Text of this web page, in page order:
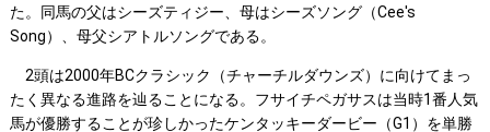
た。同馬の父はシーズティジー、母はシーズソング（Cee's
Song）、母父シアトルソングである。
2頭は2000年BCクラシック（チャーチルダウンズ）に向けてまっ
たく異なる進路を辿ることになる。フサイチペガサスは当時1番人気
馬が優勝することが珍しかったケンタッキーダービー（G1）を単勝